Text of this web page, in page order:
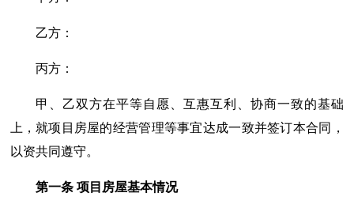
乙方：
丙方：
甲、乙双方在平等自愿、互惠互利、协商一致的基础
上，就项目房屋的经营管理等事宜达成一致并签订本合同，
以资共同遵守。
第一条 项目房屋基本情况